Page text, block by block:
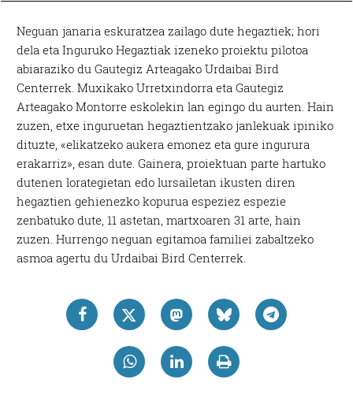
Neguan janaria eskuratzea zailago dute hegaztiek; hori
dela eta Inguruko Hegaztiak izeneko proiektu pilotoa
abiaraziko du Gautegiz Arteagako Urdaibai Bird
Centerrek. Muxikako Urretxindorra eta Gautegiz
Arteagako Montorre eskolekin lan egingo du aurten. Hain
zuzen, etxe inguruetan hegaztientzako janlekuak ipiniko
dituzte, «elikatzeko aukera emonez eta gure ingurura
erakarriz», esan dute. Gainera, proiektuan parte hartuko
dutenen lorategietan edo lursailetan ikusten diren
hegaztien gehienezko kopurua espeziez espezie
zenbatuko dute, 11 astetan, martxoaren 31 arte, hain
zuzen. Hurrengo neguan egitamoa familiei zabaltzeko
asmoa agertu du Urdaibai Bird Centerrek.